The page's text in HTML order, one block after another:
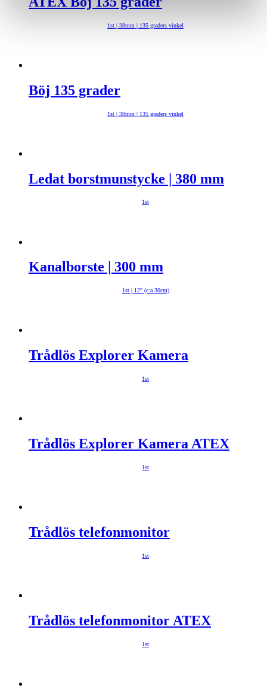
1st | 38mm | 135 graders vinkel
Böj 135 grader
1st | 38mm | 135 graders vinkel
Ledat borstmunstycke | 380 mm
1st
Kanalborste | 300 mm
1st | 12″ (c:a 30cm)
Trådlös Explorer Kamera
1st
Trådlös Explorer Kamera ATEX
1st
Trådlös telefonmonitor
1st
Trådlös telefonmonitor ATEX
1st